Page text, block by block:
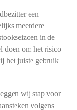
een
meerdere
in de
doen om het risico
het juiste gebruik
wij stap voor
volgens